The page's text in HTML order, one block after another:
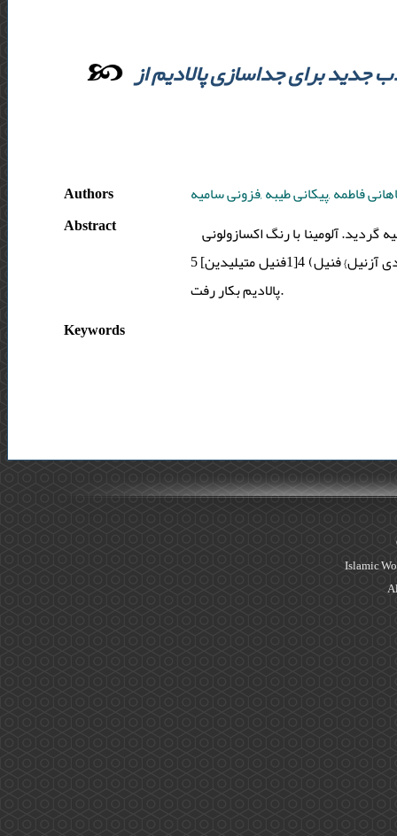
جدید برای جداسازی پالادیم از
Authors
فاطمه ,پیکانی طیبه ,فزونی سامیه
Abstract
گردید. آلومینا با رنگ اکسازولونی
2(4{2 [4(دی متیل آمینو) فنیل] 1دی آزنیل} فنیل) 4[1فنیل متیلیدین] 5 (H4 )اکسازولون پوشیده شده و سپس برای پیش تغلیظ مقادیر کم
پالادیم بکار رفت.
Keywords
Islamic